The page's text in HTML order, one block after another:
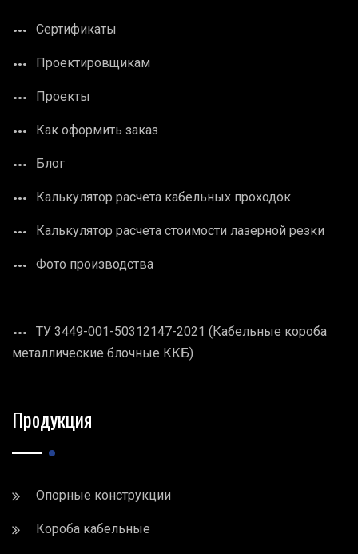
Сертификаты
Проектировщикам
Проекты
Как оформить заказ
Блог
Калькулятор расчета кабельных проходок
Калькулятор расчета стоимости лазерной резки
Фото производства
ТУ 3449-001-50312147-2021 (Кабельные короба
металлические блочные ККБ)
Продукция
Опорные конструкции
Короба кабельные